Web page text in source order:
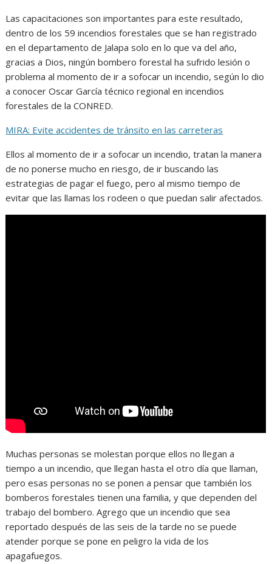
Las capacitaciones son importantes para este resultado,
dentro de los 59 incendios forestales que se han registrado
en el departamento de Jalapa solo en lo que va del año,
gracias a Dios, ningún bombero forestal ha sufrido lesión o
problema al momento de ir a sofocar un incendio, según lo dio
a conocer Oscar García técnico regional en incendios
forestales de la CONRED.
MIRA: Evite accidentes de tránsito en las carreteras
Ellos al momento de ir a sofocar un incendio, tratan la manera
de no ponerse mucho en riesgo, de ir buscando las
estrategias de pagar el fuego, pero al mismo tiempo de
evitar que las llamas los rodeen o que puedan salir afectados.
Muchas personas se molestan porque ellos no llegan a
tiempo a un incendio, que llegan hasta el otro día que llaman,
pero esas personas no se ponen a pensar que también los
bomberos forestales tienen una familia, y que dependen del
trabajo del bombero. Agrego que un incendio que sea
reportado después de las seis de la tarde no se puede
atender porque se pone en peligro la vida de los
apagafuegos.